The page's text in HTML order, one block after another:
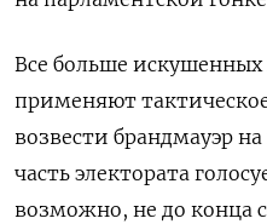
Все больше искушенных
применяют
возвести брандмауэр
часть электората
возможно, не до конца